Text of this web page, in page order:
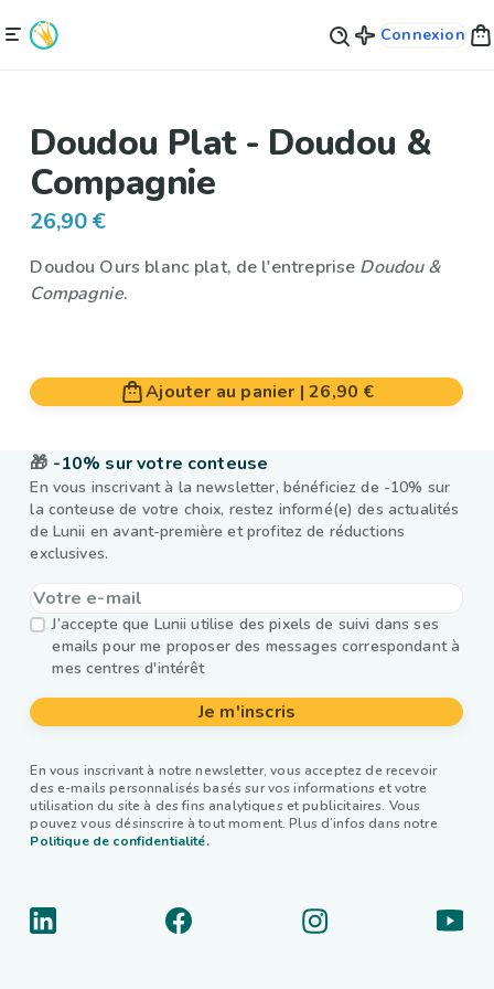
Connexion
Doudou Plat - Doudou &
Compagnie
26,90 €
Doudou Ours blanc plat, de l'entreprise Doudou &
Compagnie.
Ajouter au panier |26,90 €
🎁 -10% sur votre conteuse
En vous inscrivant à la newsletter, bénéficiez de -10% sur
la conteuse de votre choix, restez informé(e) des actualités
de Lunii en avant-première et profitez de réductions
exclusives.
J’accepte que Lunii utilise des pixels de suivi dans ses
emails pour me proposer des messages correspondant à
mes centres d'intérêt
Je m'inscris
En vous inscrivant à notre newsletter, vous acceptez de recevoir
des e-mails personnalisés basés sur vos informations et votre
utilisation du site à des fins analytiques et publicitaires. Vous
pouvez vous désinscrire à tout moment. Plus d’infos dans notre
Politique de confidentialité.